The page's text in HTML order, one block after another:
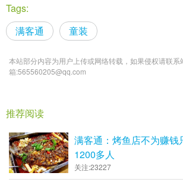
Tags:
满客通
童装
本站部分内容为用户上传或网络转载，如果侵权请联系
箱:565560205@qq.com
推荐阅读
满客通：烤鱼店不为赚钱
1200多人
关注:23227